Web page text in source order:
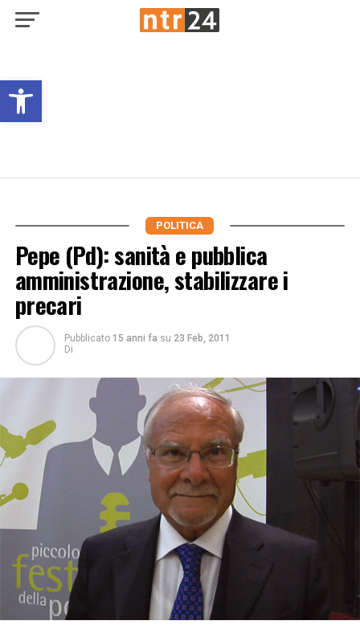
Open toolbar
POLITICA
Pepe (Pd): sanità e pubblica
amministrazione, stabilizzare i
precari
Pubblicato 15 anni fa su 23 Feb, 2011
Di